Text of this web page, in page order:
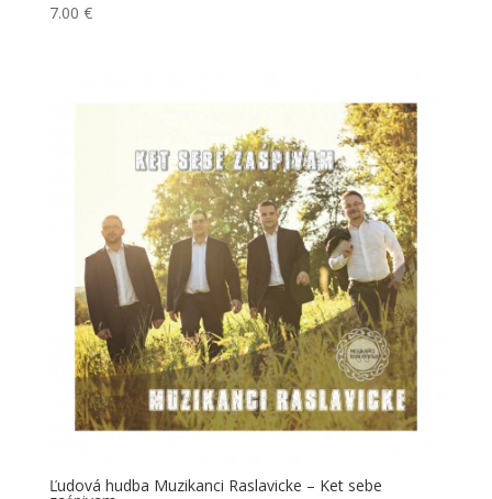
7.00 €
Ľudová hudba Muzikanci Raslavicke – Ket sebe